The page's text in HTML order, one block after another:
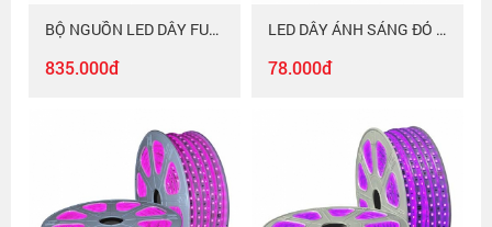
BỘ NGUỒN LED DÂY FULL MÀU Duhal FNLD400
835.000đ
LED DÂY ÁNH SÁNG ĐỎ Duhal 6WM LDD01
78.000đ